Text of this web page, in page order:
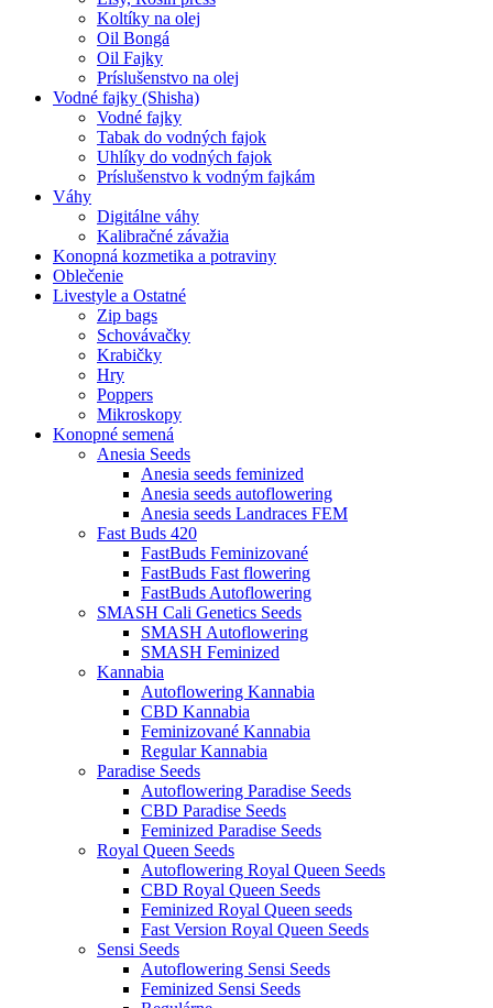
Koltíky na olej
Oil Bongá
Oil Fajky
Príslušenstvo na olej
Vodné fajky (Shisha)
Vodné fajky
Tabak do vodných fajok
Uhlíky do vodných fajok
Príslušenstvo k vodným fajkám
Váhy
Digitálne váhy
Kalibračné závažia
Konopná kozmetika a potraviny
Oblečenie
Livestyle a Ostatné
Zip bags
Schovávačky
Krabičky
Hry
Poppers
Mikroskopy
Konopné semená
Anesia Seeds
Anesia seeds feminized
Anesia seeds autoflowering
Anesia seeds Landraces FEM
Fast Buds 420
FastBuds Feminizované
FastBuds Fast flowering
FastBuds Autoflowering
SMASH Cali Genetics Seeds
SMASH Autoflowering
SMASH Feminized
Kannabia
Autoflowering Kannabia
CBD Kannabia
Feminizované Kannabia
Regular Kannabia
Paradise Seeds
Autoflowering Paradise Seeds
CBD Paradise Seeds
Feminized Paradise Seeds
Royal Queen Seeds
Autoflowering Royal Queen Seeds
CBD Royal Queen Seeds
Feminized Royal Queen seeds
Fast Version Royal Queen Seeds
Sensi Seeds
Autoflowering Sensi Seeds
Feminized Sensi Seeds